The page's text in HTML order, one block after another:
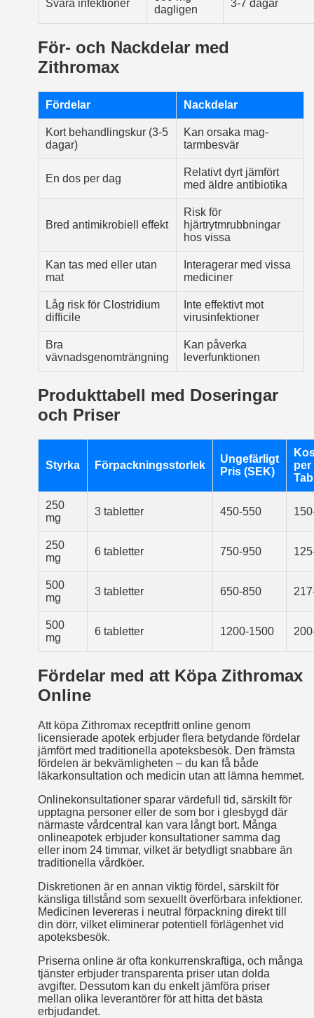
Svåra infektioner
dagligen
3-7 dagar
För- och Nackdelar med
Zithromax
Fördelar Nackdelar
Kort behandlingskur (3-5
dagar)
Kan orsaka mag­
tarmbesvär
En dos per dag
Relativt dyrt jämfört
med äldre antibiotika
Bred antimikrobiell effekt
Risk för
hjärtrytmrubbningar
hos vissa
Kan tas med eller utan
mat
Interagerar med vissa
mediciner
Låg risk för Clostridium
difficile
Inte effektivt mot
virusinfektioner
Bra
vävnadsgenomträngning
Kan påverka
leverfunktionen
Produkttabell med Doseringar
och Priser
Styrka Förpackningsstorlek
Ungefärligt
Pris (SEK)
per
250
mg
3 tabletter 450-550
250
mg
6 tabletter 750-950
500
mg
3 tabletter 650-850
500
mg
6 tabletter 1200-1500
Fördelar med att Köpa Zithromax
Online
Att köpa Zithromax receptfritt online genom
licensierade apotek erbjuder flera betydande fördelar
jämfört med traditionella apoteksbesök. Den främsta
fördelen är bekvämligheten – du kan få både
läkarkonsultation och medicin utan att lämna hemmet.
Onlinekonsultationer sparar värdefull tid, särskilt för
upptagna personer eller de som bor i glesbygd där
närmaste vårdcentral kan vara långt bort. Många
onlineapotek erbjuder konsultationer samma dag
eller inom 24 timmar, vilket är betydligt snabbare än
traditionella vårdköer.
Diskretionen är en annan viktig fördel, särskilt för
känsliga tillstånd som sexuellt överförbara infektioner.
Medicinen levereras i neutral förpackning direkt till
din dörr, vilket eliminerar potentiell förlägenhet vid
apoteksbesök.
Priserna online är ofta konkurrenskraftiga, och många
tjänster erbjuder transparenta priser utan dolda
avgifter. Dessutom kan du enkelt jämföra priser
mellan olika leverantörer för att hitta det bästa
erbjudandet.